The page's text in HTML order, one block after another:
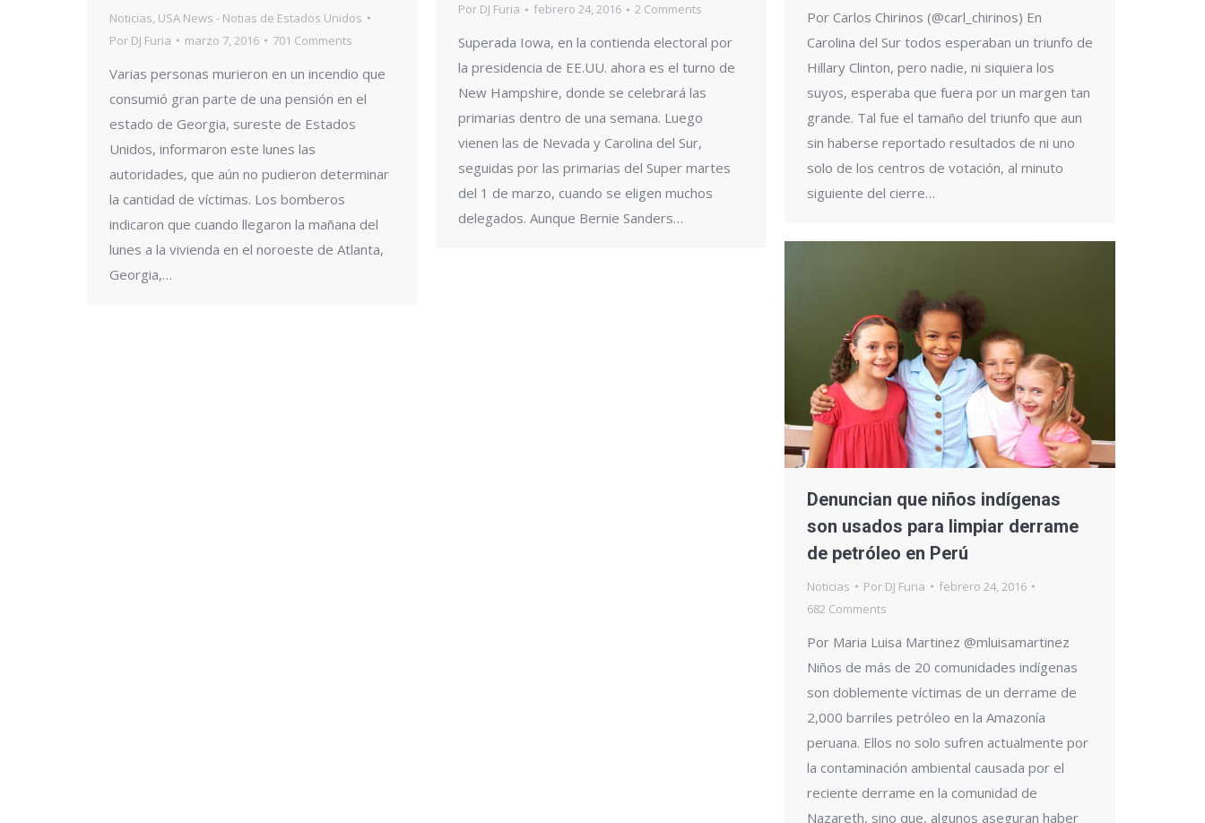
Noticias, USA News - Notias de Estados Unidos
Por DJ Furia marzo 7, 2016 701 Comments
Varias personas murieron en un incendio que
consumió gran parte de una pensión en el
estado de Georgia, sureste de Estados
Unidos, informaron este lunes las
autoridades, que aún no pudieron determinar
la cantidad de víctimas. Los bomberos
indicaron que cuando llegaron la mañana del
lunes a la vivienda en el noroeste de Atlanta,
Georgia,…
Por Carlos Chirinos (@carl_chirinos) En
Carolina del Sur todos esperaban un triunfo de
Hillary Clinton, pero nadie, ni siquiera los
suyos, esperaba que fuera por un margen tan
grande. Tal fue el tamaño del triunfo que aun
sin haberse reportado resultados de ni uno
solo de los centros de votación, al minuto
siguiente del cierre…
Por DJ Furia febrero 24, 2016 2 Comments
Superada Iowa, en la contienda electoral por
la presidencia de EE.UU. ahora es el turno de
New Hampshire, donde se celebrará las
primarias dentro de una semana. Luego
vienen las de Nevada y Carolina del Sur,
seguidas por las primarias del Super martes
del 1 de marzo, cuando se eligen muchos
delegados. Aunque Bernie Sanders…
Denuncian que niños indígenas
son usados para limpiar derrame
de petróleo en Perú
Noticias Por DJ Furia
febrero 24, 2016
682 Comments
Por Maria Luisa Martinez @mluisamartinez
Niños de más de 20 comunidades indígenas
son doblemente víctimas de un derrame de
2,000 barriles petróleo en la Amazonía
peruana. Ellos no solo sufren actualmente por
la contaminación ambiental causada por el
reciente derrame en la comunidad de
Nazareth, sino que, algunos aseguran haber